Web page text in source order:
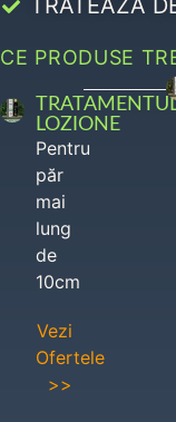
TRATEAZĂ
CE PRODUSE
LOZIONE
Pentru
păr
mai
lung
de
10cm
Vezi
Ofertele
>>